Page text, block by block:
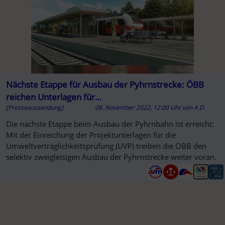
Nächste Etappe für Ausbau der Pyhrnstrecke: ÖBB
reichen Unterlagen für
Umweltverträglichkeitsprüfung ein
[Presseaussendung] 08. November 2022, 12:00 Uhr vonA.D.
Die nächste Etappe beim Ausbau der Pyhrnbahn ist erreicht:
Mit der Einreichung der Projektunterlagen für die
Umweltverträglichkeitsprüfung (UVP) treiben die ÖBB den
selektiv zweigleisigen Ausbau der Pyhrnstrecke weiter voran.